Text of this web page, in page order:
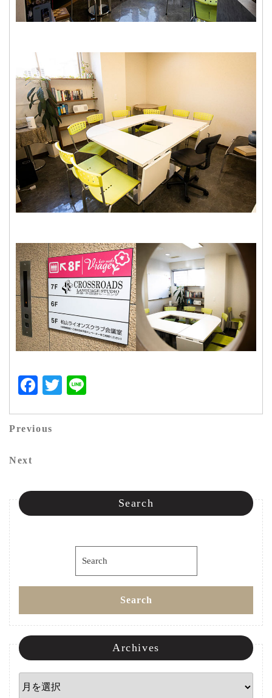
Facebook
Twitter
投
稿
ビ
ゲ
ー
シ
ョ
ン
Previous
Previous
Next
Next
Search
for:
Search
Archives
Archives